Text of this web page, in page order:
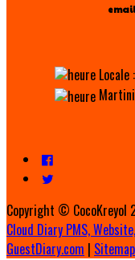
Locale :
Copyright © CocoKreyol
Cloud Diary PMS,
GuestDiary.com | Sitemap